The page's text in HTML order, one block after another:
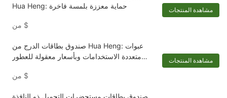
Hua Heng: حماية معززة بلمسة فاخرة
$
مشاهدة المنتجات
صندوق بطاقات الدرج من Hua Heng: عبوات
متعددة الاستخدامات وبأسعار معقولة للعطور
$
مشاهدة المنتجات
صندوق بطاقات مستحضرات التجميل ذو النافذة